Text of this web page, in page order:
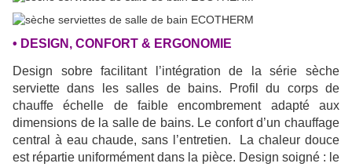
• DESIGN, CONFORT & ERGONOMIE
Design sobre facilitant l’intégration de la série sèche
serviette dans les salles de bains. Profil du corps de
chauffe échelle de faible encombrement adapté aux
dimensions de la salle de bains. Le confort d’un chauffage
central à eau chaude, sans l’entretien. La chaleur douce
est répartie uniformément dans la pièce. Design soigné : le